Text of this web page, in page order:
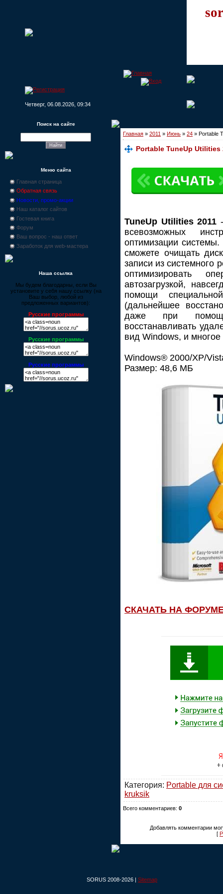
Четверг, 06.08.2026, 09:34
Поиск на сайте
Меню сайта
Главная страница
Обратная связь
Новости, промо-акции
Наш каталог сайтов
Гостевая книга
Форум
Ваш вопрос - наш ответ
Заработок для web-мастера
Наша ссылка
Мы будем благодарны, если Вы
установите у себя нашу ссылку (на
Ваш выбор, любой из
предложенных вариантов):
Русские программы
Русские программы
Русские программы
Главная » 2011 » Июнь » 24 » Portable
Portable TuneUp Utilities
TuneUp Utilities 2011
всевозможных
оптимизации
сможете очищать
записи из системного
оптимизировать
автозагрузкой,
помощи
(дальнейшее
даже при
восстанавливать
вид Windows, и многое
Windows® 2000/XP/
Размер: 48,6 МБ
СКАЧАТЬ НА
Категория: Portable для
kruksik
Всего комментариев: 0
Добавлять комментарии
[
SORUS 2008-2026 | Sitemap